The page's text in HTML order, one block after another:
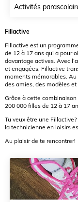
Activités
Fillactive
Fillactive est un
de 12 à 17 ans qui a pour
davantage actives. Avec
et engagées, Fillactive
moments mémorables.
des amies, des modèles
Grâce à cette
200 000 filles de 12 à 17
Tu veux être une
la technicienne en loisirs
Au plaisir de te rencontrer!